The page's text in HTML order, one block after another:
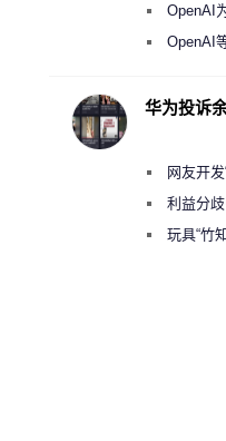
新执法权限
OpenAI
“反乌托邦”
OpenAI
华为投诉
网友开
利益分
师驱逐出研
玩具“竹